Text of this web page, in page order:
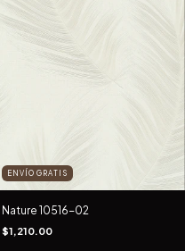
ENVÍO GRATIS
Nature 10516-02
$1,210.00